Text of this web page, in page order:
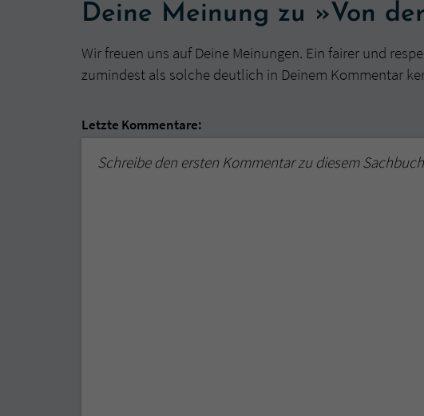
Deine Meinung zu »Von
Wir freuen uns auf Deine Meinungen. Ein fairer und
zumindest als solche deutlich in Deinem Kommentar
Letzte Kommentare:
Schreibe den ersten Kommentar zu diesem